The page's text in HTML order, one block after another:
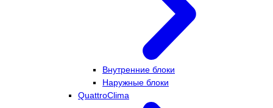
Внутренние блоки
Наружные блоки
QuattroClima